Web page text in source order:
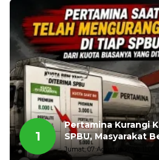
1
Pertamina Kurangi
SPBU, Masyarakat
Jumat, 07 Agustus 2026, 11:03